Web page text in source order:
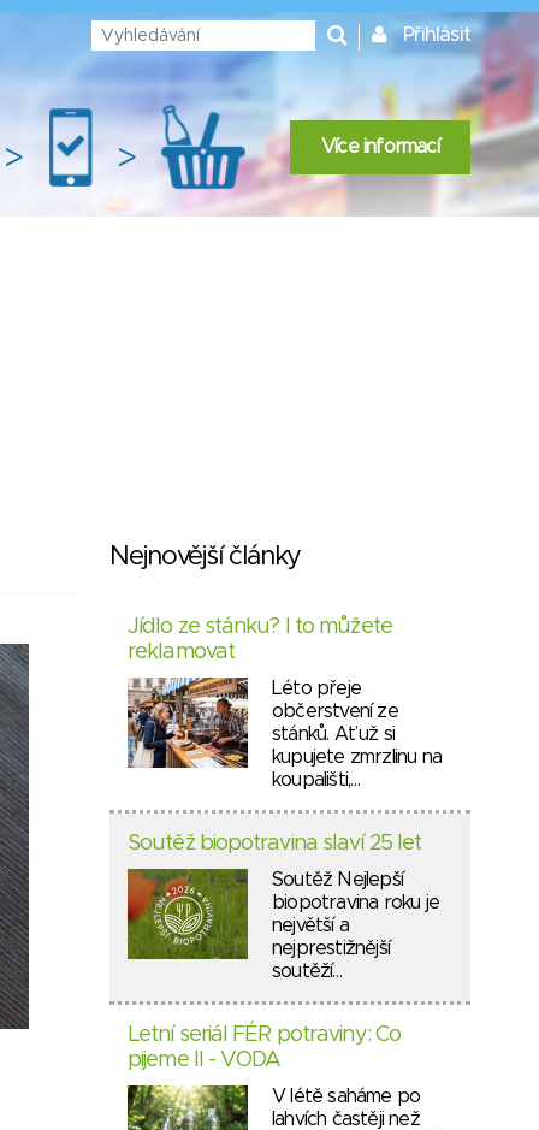
Přihlásit
> > Více informací
Nejnovější články
Jídlo ze stánku? I to můžete
reklamovat
Léto přeje
občerstvení ze
stánků. Ať už si
kupujete zmrzlinu na
koupališti,…
Soutěž biopotravina slaví 25 let
Soutěž Nejlepší
biopotravina roku je
největší a
nejprestižnější
soutěží…
Letní seriál FÉR potraviny: Co
pijeme II - VODA
V létě saháme po
lahvích častěji než